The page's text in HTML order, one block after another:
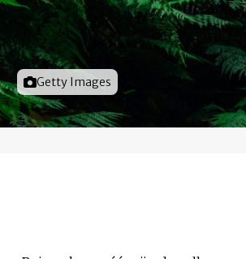
Foto door
Getty Images